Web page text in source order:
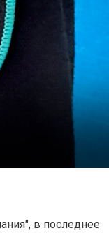
в последнее